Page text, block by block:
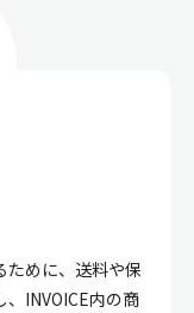
ために、送料や保
INVOICE内の商